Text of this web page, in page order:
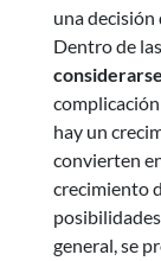
una
Dentro de
hay un
convierten
crecimiento
general, se